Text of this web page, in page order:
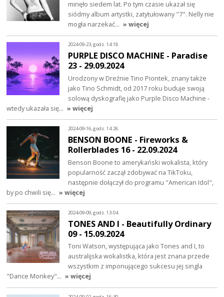
minęło siedem lat. Po tym czasie ukazał się
siódmy album artystki, zatytułowany "7". Nelly nie
mogła narzekać… » więcej
2024-09-23, godz. 14:18
PURPLE DISCO MACHINE - Paradise
23 - 29.09.2024
Urodzony w Dreźnie Tino Piontek, znany także
jako Tino Schmidt, od 2017 roku buduje swoją
solową dyskografię jako Purple Disco Machine -
wtedy ukazała się… » więcej
2024-09-16, godz. 14:26
BENSON BOONE - Fireworks &
Rollerblades 16 - 22.09.2024
Benson Boone to amerykański wokalista, który
popularność zaczął zdobywać na TikToku,
następnie dołączył do programu "American Idol",
by po chwili się… » więcej
2024-09-09, godz. 13:04
TONES AND I - Beautifully Ordinary
09 - 15.09.2024
Toni Watson, występująca jako Tones and I, to
australijska wokalistka, która jest znana przede
wszystkim z imponującego sukcesu jej singla
"Dance Monkey"… » więcej